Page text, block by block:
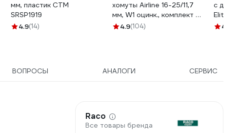
мм, пластик СТМ
SRSP1919
4.9(14)
хомуты Airline 16-25/11,7
мм, W1 оцинк., комплект 2
шт. AHC-SK-08
4.9(104)
с
Elitech
206031
4.5
ВОПРОСЫ АНАЛОГИ СЕРВИС
Raco
Все товары бренда